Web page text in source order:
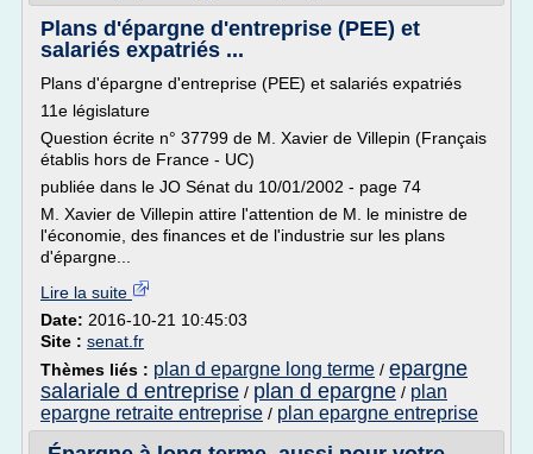
Plans d'épargne d'entreprise (PEE) et
salariés expatriés ...
Plans d'épargne d'entreprise (PEE) et salariés expatriés
11e législature
Question écrite n° 37799 de M. Xavier de Villepin (Français
établis hors de France - UC)
publiée dans le JO Sénat du 10/01/2002 - page 74
M. Xavier de Villepin attire l'attention de M. le ministre de
l'économie, des finances et de l'industrie sur les plans
d'épargne...
Lire la suite
Date: 2016-10-21 10:45:03
Site : senat.fr
Thèmes liés : plan d epargne long terme / epargne
salariale d entreprise / plan d epargne / plan
epargne retraite entreprise / plan epargne entreprise